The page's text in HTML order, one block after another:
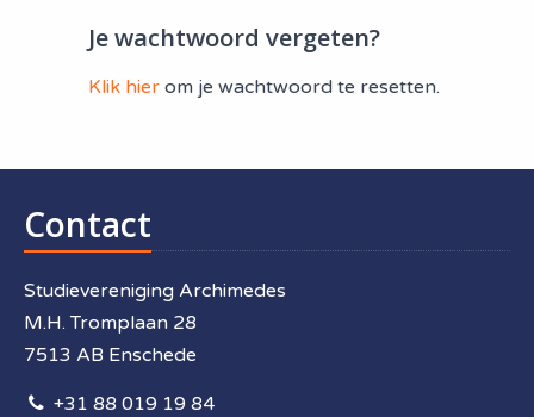
Je wachtwoord vergeten?
Klik hier om je wachtwoord te resetten.
Contact
Studievereniging Archimedes
M.H. Tromplaan 28
7513 AB Enschede
+31 88 019 19 84